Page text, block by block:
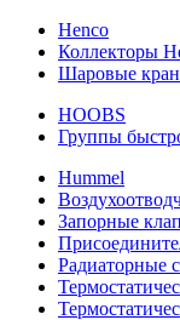
Henco
Коллекторы
Шаровые
HOOBS
Группы
Hummel
Запорные
Радиаторные